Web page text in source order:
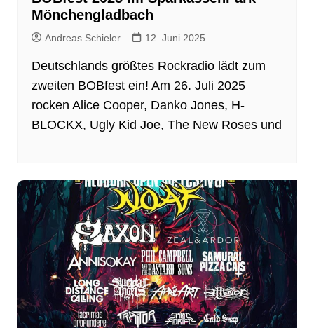
Mönchengladbach
Andreas Schieler 12. Juni 2025
Deutschlands größtes Rockradio lädt zum
zweiten BOBfest ein! Am 26. Juli 2025
rocken Alice Cooper, Danko Jones, H-
BLOCKX, Ugly Kid Joe, The New Roses und